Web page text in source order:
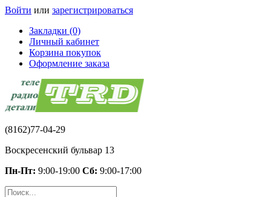
Войти или зарегистрироваться
Закладки (0)
Личный кабинет
Корзина покупок
Оформление заказа
(8162)77-04-29
Воскресенский бульвар 13
Пн-Пт: 9:00-19:00 Сб: 9:00-17:00